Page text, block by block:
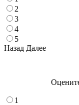
2
3
4
5
Назад Далее
1